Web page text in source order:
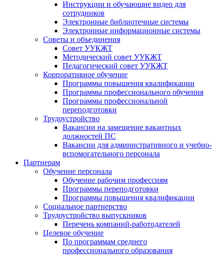
Инструкции и обучающие видео для
сотрудников
Электронные библиотечные системы
Электронные информационные системы
Советы и объединения
Совет УУКЖТ
Методический совет УУКЖТ
Педагогический совет УУКЖТ
Корпоративное обучение
Программы повышения квалификации
Программы профессионального обучения
Программы профессиональной
переподготовки
Трудоустройство
Вакансии на замещение вакантных
должностей ПС
Вакансии для административного и учебно-
вспомогательного персонала
Партнерам
Обучение персонала
Обучение рабочим профессиям
Программы переподготовки
Программы повышения квалификации
Социальное партнерство
Трудоустройство выпускников
Перечень компаний-работодателей
Целевое обучение
По программам среднего
профессионального образования